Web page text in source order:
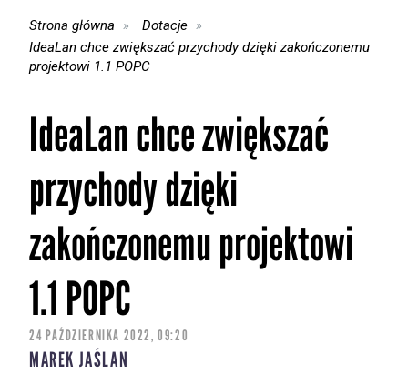
Strona główna
Dotacje
IdeaLan chce zwiększać przychody dzięki zakończonemu
projektowi 1.1 POPC
IdeaLan chce zwiększać
przychody dzięki
zakończonemu projektowi
1.1 POPC
24 PAŹDZIERNIKA 2022, 09:20
MAREK JAŚLAN